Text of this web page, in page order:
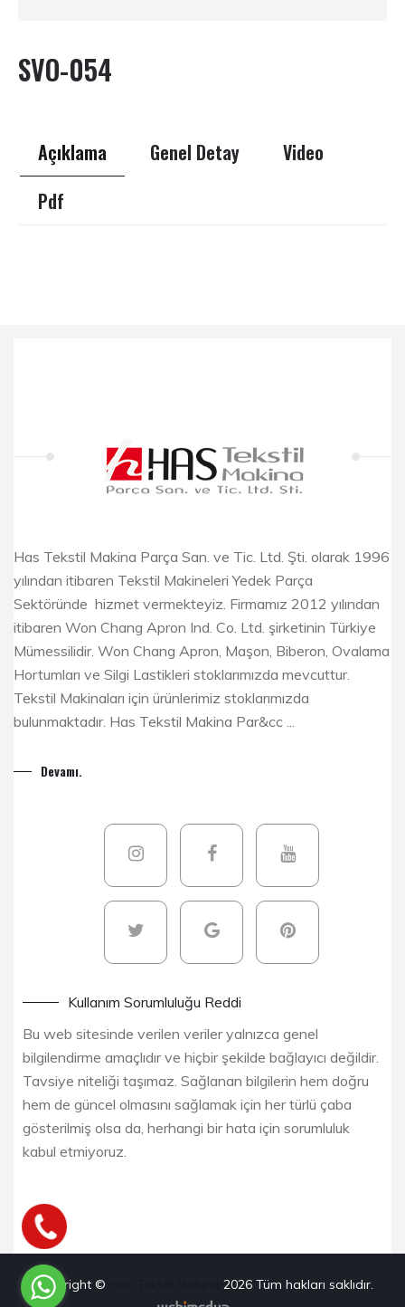
SVO-054
Açıklama Genel Detay
Video
Pdf
Has Tekstil Makina Parça San. ve Tic. Ltd. Şti. olarak 1996
yılından itibaren Tekstil Makineleri Yedek Parça
Sektöründe hizmet vermekteyiz. Firmamız 2012 yılından
itibaren Won Chang Apron Ind. Co. Ltd. şirketinin Türkiye
Mümessilidir. Won Chang Apron, Maşon, Biberon, Ovalama
Hortumları ve Silgi Lastikleri stoklarımızda mevcuttur.
Tekstil Makinaları için ürünlerimiz stoklarımızda
bulunmaktadır. Has Tekstil Makina Par&cc ...
Devamı.
Kullanım Sorumluluğu Reddi
Bu web sitesinde verilen veriler yalnızca genel
bilgilendirme amaçlıdır ve hiçbir şekilde bağlayıcı değildir.
Tavsiye niteliği taşımaz. Sağlanan bilgilerin hem doğru
hem de güncel olmasını sağlamak için her türlü çaba
gösterilmiş olsa da, herhangi bir hata için sorumluluk
kabul etmiyoruz.
Copyright © 2026 Tüm hakları saklıdır.